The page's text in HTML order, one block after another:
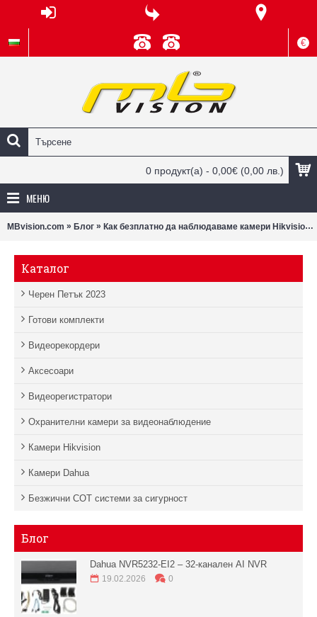
€
0 продукт(а) - 0,00€ (0,00 лв.)
МЕНЮ
MBvision.com » Блог » Как безплатно да наблюдаваме камери Hikvision през телефона си?
Каталог
Черен Петък 2023
Готови комплекти
Видеорекордери
Аксесоари
Видеорегистратори
Охранителни камери за видеонаблюдение
Камери Hikvision
Камери Dahua
Безжични СОТ системи за сигурност
Блог
Dahua NVR5232-EI2 – 32-канален AI NVR
19.02.2026 0